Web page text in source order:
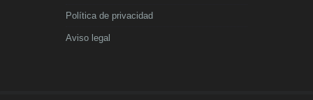
Política de privacidad
Aviso legal